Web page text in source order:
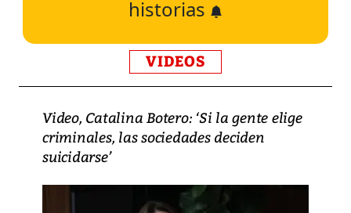
historias
VIDEOS
Video, Catalina Botero: ‘Si la gente elige
criminales, las sociedades deciden
suicidarse’